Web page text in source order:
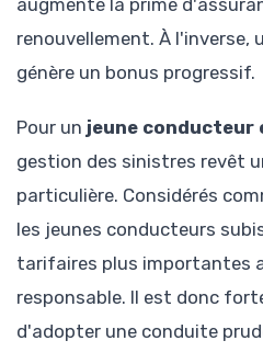
renouvellement. À l'inverse,
génère un bonus progressif.
Pour un jeune conducteur
gestion des sinistres revêt
particulière. Considérés
les jeunes conducteurs
tarifaires plus importantes
responsable. Il est donc
d'adopter une conduite